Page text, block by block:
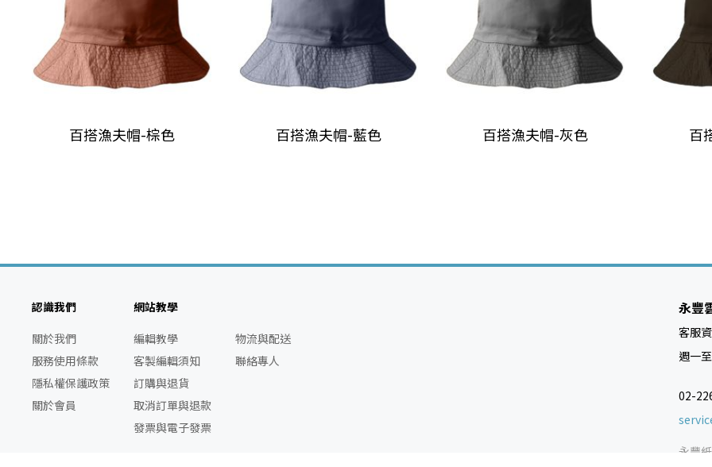
百搭漁夫帽-棕色 百搭漁夫帽-藍色 百搭漁夫帽-灰色 百
認識我們
關於我們
服務使用條款
隱私權保護政策
關於會員
網站教學
編輯教學
客製編輯須知
訂購與退貨
取消訂單與退款
發票與電子發票
物流與配送
聯絡專人
永豐
客服
週一
02-
永豐